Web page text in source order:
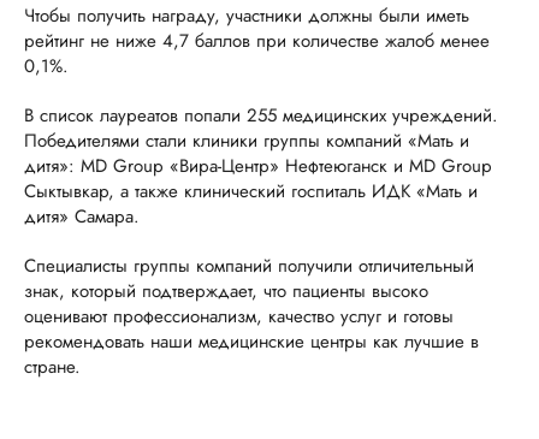
Чтобы получить награду, участники должны были иметь
рейтинг не ниже 4,7 баллов при количестве жалоб менее
0,1%.
В список лауреатов попали 255 медицинских учреждений.
Победителями стали клиники группы компаний «Мать и
дитя»: MD Group «Вира-Центр» Нефтеюганск и MD Group
Сыктывкар, а также клинический госпиталь ИДК «Мать и
дитя» Самара.
Специалисты группы компаний получили отличительный
знак, который подтверждает, что пациенты высоко
оценивают профессионализм, качество услуг и готовы
рекомендовать наши медицинские центры как лучшие в
стране.